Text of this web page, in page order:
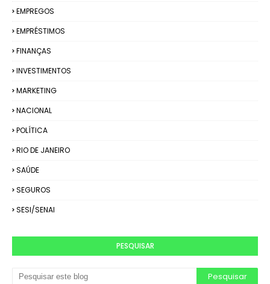
EMPREGOS
EMPRÉSTIMOS
FINANÇAS
INVESTIMENTOS
MARKETING
NACIONAL
POLÍTICA
RIO DE JANEIRO
SAÚDE
SEGUROS
SESI/SENAI
PESQUISAR